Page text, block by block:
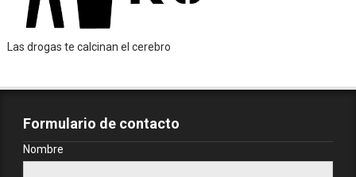
Las drogas te calcinan el cerebro
Formulario de contacto
Nombre